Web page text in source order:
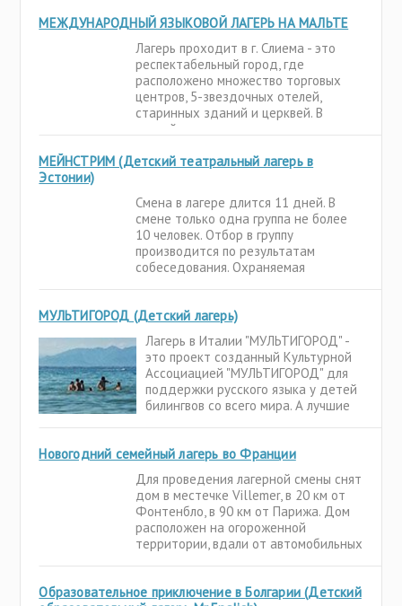
удивительный, фантастический
мир, где очень многое будет
зависеть от них самих. И самое
главное, они смогут
МЕЖДУНАРОДНЫЙ ЯЗЫКОВОЙ ЛАГЕРЬ НА МАЛЬТЕ
Лагерь проходит в г. Слиема - это
респектабельный город, где
расположено множество торговых
центров, 5-звездочных отелей,
старинных зданий и церквей. В
первой половине дня школьники
половина дня посвящена экскурсиям,
аквапаркам,
МЕЙНСТРИМ (Детский театральный лагерь в
Эстонии)
Смена в лагере длится 11 дней. В
смене только одна группа не более
10 человек. Отбор в группу
производится по результатам
собеседования. Охраняемая
МУЛЬТИГОРОД (Детский лагерь)
Лагерь в Италии "МУЛЬТИГОРОД" -
это проект созданный Культурной
Ассоциацией "МУЛЬТИГОРОД" для
поддержки русского языка у детей
билингвов со всего мира. А лучшие
Поэтому мы приглашаем всех
детей, говорящих по-русски к нам в
лагерь в Италию.
Новогодний семейный лагерь во Франции
Для проведения лагерной смены снят
дом в местечке Villemer, в 20 км от
Фонтенбло, в 90 км от Парижа. Дом
расположен на огороженной
территории, вдали от автомобильных
площадками. В каждой комнате -
Образовательное приключение в Болгарии (Детский